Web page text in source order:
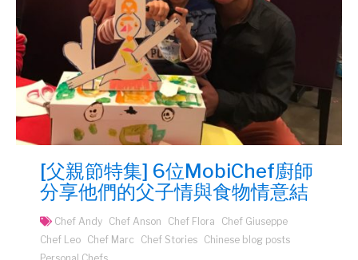
[父親節特集] 6位MobiChef廚師
分享他們的父子情與食物情意結
Chef Andy Chef Anson Chef Flora
Chef Giuseppe
Chef Leo Chef Marc Chef Stories Chinese blog posts